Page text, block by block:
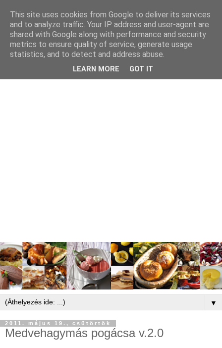
▼
2011. május 19., csütörtök
Medvehagymás pogácsa v.2.0
This site uses cookies from Google to deliver its services
and to analyze traffic. Your IP address and user-agent are
shared with Google along with performance and security
metrics to ensure quality of service, generate usage
statistics, and to detect and address abuse.
LEARN MORE GOT IT